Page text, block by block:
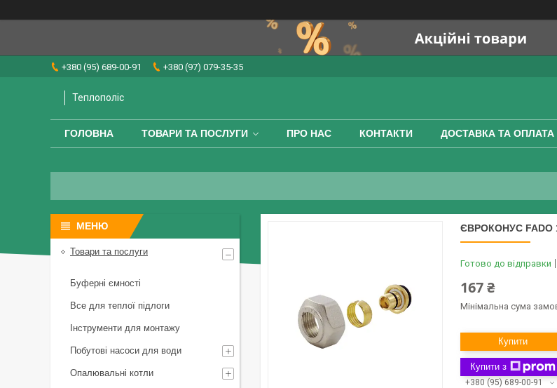
+380 (95) 689-00-91 +380 (97) 079-35-35
Теплополіс
ГОЛОВНА ТОВАРИ ТА ПОСЛУГИ ПРО НАС КОНТАКТИ ДОСТАВКА ТА ОПЛАТА
ЄВРОКОНУС FADO
Готово до відправки
167 ₴
Мінімальна сума
Купити
Купити з
+380 (95) 689-00-91
Товари та послуги
Буферні ємності
Все для теплої підлоги
Інструменти для монтажу
Побутові насоси для води
Опалювальні котли